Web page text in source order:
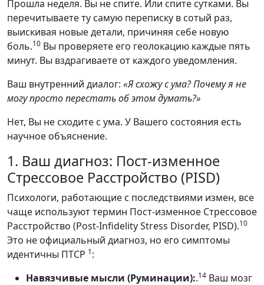
Прошла неделя. Вы не спите. Или спите сутками. Вы
перечитываете ту самую переписку в сотый раз,
выискивая новые детали, причиняя себе новую
боль.10 Вы проверяете его геолокацию каждые пять
минут. Вы вздрагиваете от каждого уведомления.
Ваш внутренний диалог: «Я схожу с ума? Почему я не
могу просто перестать об этом думать?»
Нет, Вы не сходите с ума. У Вашего состояния есть
научное объяснение.
1. Ваш диагноз: Пост-изменное
Стрессовое Расстройство (PISD)
Психологи, работающие с последствиями измен, все
чаще используют термин Пост-изменное Стрессовое
Расстройство (Post-Infidelity Stress Disorder, PISD).10
Это не официальный диагноз, но его симптомы
идентичны ПТСР 1:
Навязчивые мысли (Руминации):.14 Ваш мозг